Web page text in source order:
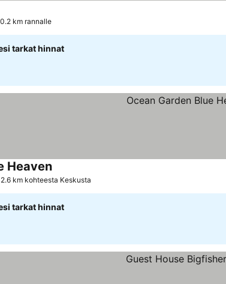
0.2 km rannalle
tarkat hinnat
HeavenKatso hinnat
2.6 km kohteesta Keskusta
tarkat hinnat